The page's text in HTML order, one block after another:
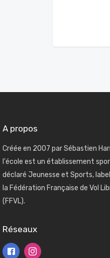
A propos
Créée en 2007 par Sébastien
l'école est un établissement
déclaré Jeunesse et Sports,
la Fédération Française de Vol
(FFVL).
Réseaux